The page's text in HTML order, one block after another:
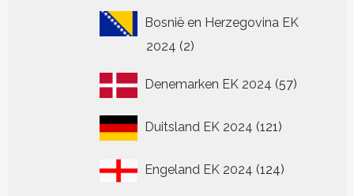
Bosnië en Herzegovina EK
2024 22
Denemarken EK 2024 5757
Duitsland EK 2024 121121
Engeland EK 2024 124124